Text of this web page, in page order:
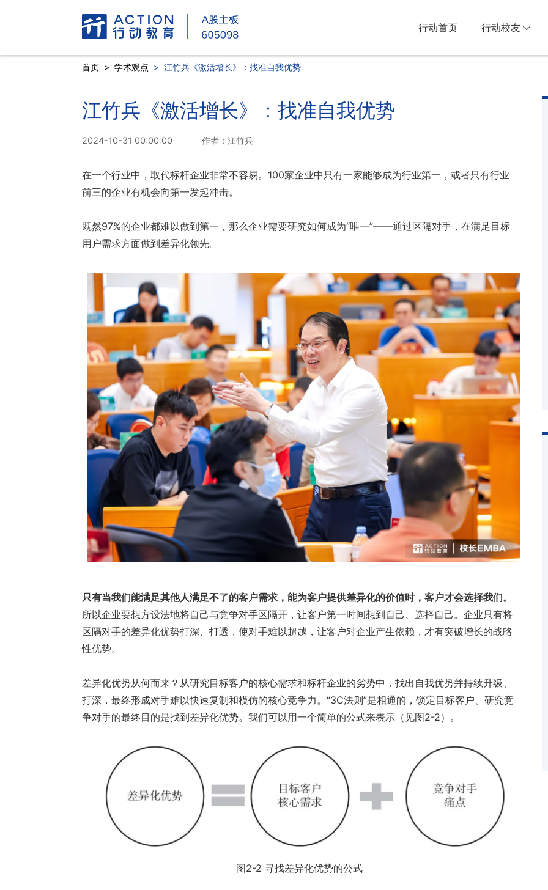
行动首页 行动校友
首页 > 学术观点 > 江竹兵《激活增长》：找准自我优势
江竹兵《激活增长》：找准自我优势
2024-10-31 00:00:00 作者：江竹兵
在一个行业中，取代标杆企业非常不容易。100家企业中只有一家能够成为行业第一，或者只有行业
前三的企业有机会向第一发起冲击。
既然97%的企业都难以做到第一，那么企业需要研究如何成为“唯一”——通过区隔对手，在满足目标
用户需求方面做到差异化领先。
只有当我们能满足其他人满足不了的客户需求，能为客户提供差异化的价值时，客户才会选择我们。
所以企业要想方设法地将自己与竞争对手区隔开，让客户第一时间想到自己、选择自己。企业只有将
区隔对手的差异化优势打深、打透，使对手难以超越，让客户对企业产生依赖，才有突破增长的战略
性优势。
差异化优势从何而来？从研究目标客户的核心需求和标杆企业的劣势中，找出自我优势并持续升级、
打深，最终形成对手难以快速复制和模仿的核心竞争力。​“3C法则”是相通的，锁定目标客户、研究竞
争对手的最终目的是找到差异化优势。我们可以用一个简单的公式来表示（见图2-2）​。
图2-2 寻找差异化优势的公式